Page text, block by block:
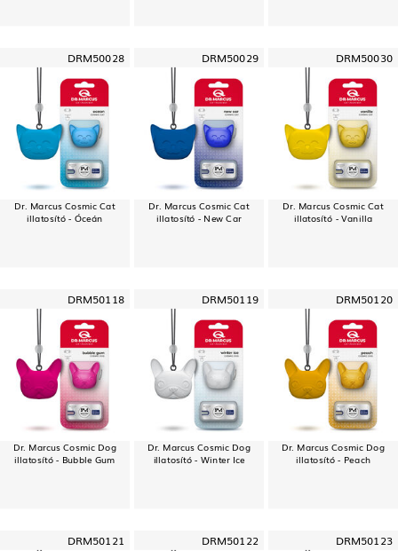
DRM50028
Dr. Marcus Cosmic Cat
illatosító - Óceán
DRM50029
Dr. Marcus Cosmic Cat
illatosító - New Car
DRM50030
Dr. Marcus Cosmic Cat
illatosító - Vanilla
DRM50118
Dr. Marcus Cosmic Dog
illatosító - Bubble Gum
DRM50119
Dr. Marcus Cosmic Dog
illatosító - Winter Ice
DRM50120
Dr. Marcus Cosmic Dog
illatosító - Peach
DRM50121 DRM50122 DRM50123